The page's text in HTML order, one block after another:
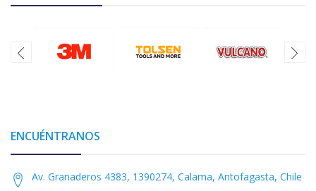
ENCUÉNTRANOS
Av. Granaderos 4383, 1390274, Calama, Antofagasta, Chile